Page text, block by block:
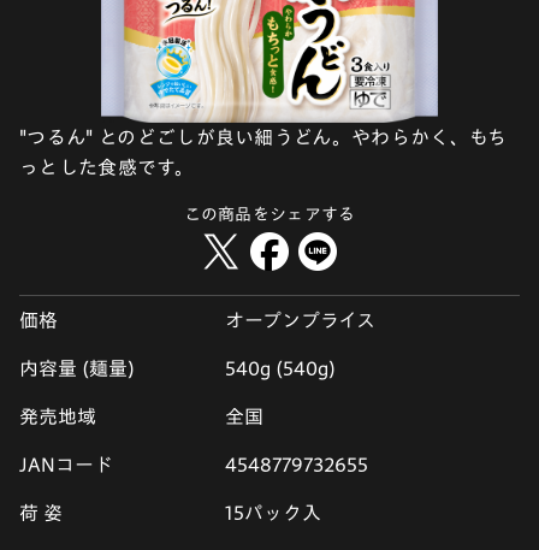
"つるん" とのどごしが良い細うどん。やわらかく、もち
っとした食感です。
この商品をシェアする
価格 オープンプライス
内容量 (麺量) 540g (540g)
発売地域 全国
JANコード 4548779732655
荷 姿 15パック入